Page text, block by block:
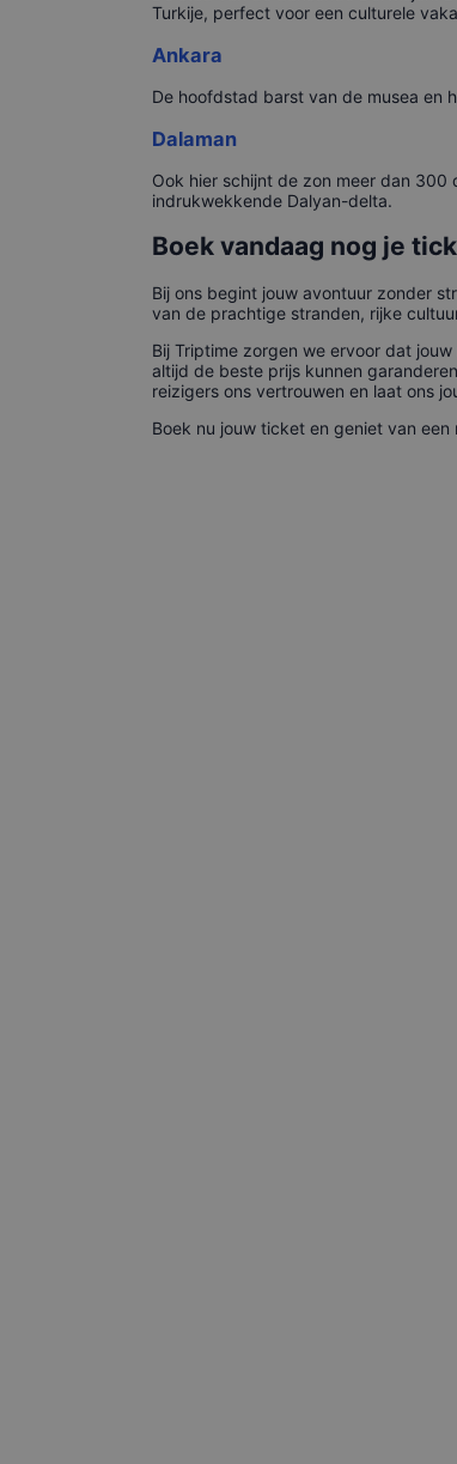
Turkije, perfect voor een culturele
Ankara
De hoofdstad barst van de musea en
Dalaman
Ook hier schijnt de zon meer dan
indrukwekkende Dalyan-delta.
Boek vandaag nog je
Bij ons begint jouw avontuur zonder
van de prachtige stranden, rijke
Bij Triptime zorgen we ervoor dat
altijd de beste prijs kunnen
reizigers ons vertrouwen en laat ons
Boek nu jouw ticket en geniet van een